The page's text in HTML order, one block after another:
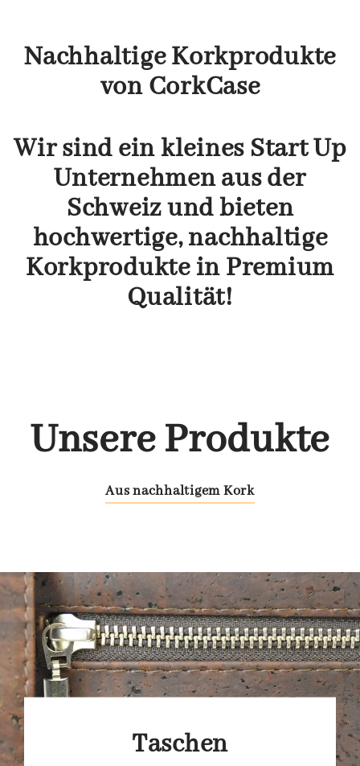
Nachhaltige Korkprodukte
von CorkCase
Wir sind ein kleines Start Up
Unternehmen aus der
Schweiz und bieten
hochwertige, nachhaltige
Korkprodukte in Premium
Qualität!
Unsere Produkte
Aus nachhaltigem Kork
Taschen